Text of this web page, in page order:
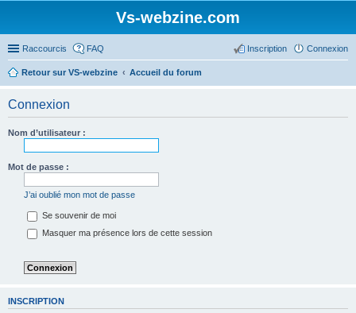
Vs-webzine.com
Raccourcis FAQ Connexion
Inscription
Retour sur VS-webzine Accueil du forum
Connexion
Nom d’utilisateur :
Mot de passe :
J’ai oublié mon mot de passe
Se souvenir de moi
Masquer ma présence lors de cette session
INSCRIPTION